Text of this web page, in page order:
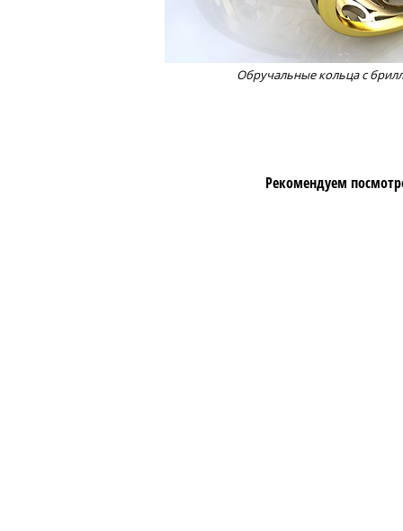
Обручальные кольца с
Рекомендуем